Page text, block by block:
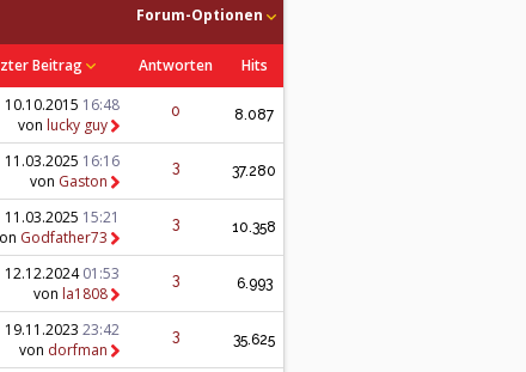
Forum-Optionen
Beitrag Antworten Hits
10.10.2015 16:48
von lucky guy
0 8.087
11.03.2025 16:16
von Gaston
3 37.280
11.03.2025 15:21
Godfather73
3 10.358
12.12.202401:53
von la1808
3 6.993
19.11.2023 23:42
von dorfman
3 35.625